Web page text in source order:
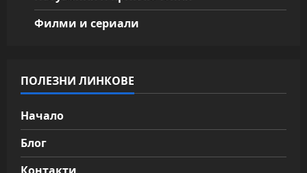
Филми и сериали
ПОЛЕЗНИ ЛИНКОВЕ
Начало
Блог